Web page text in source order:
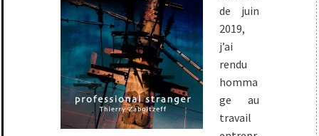
de juin
2019,
j’ai
rendu
homma
ge au
travail